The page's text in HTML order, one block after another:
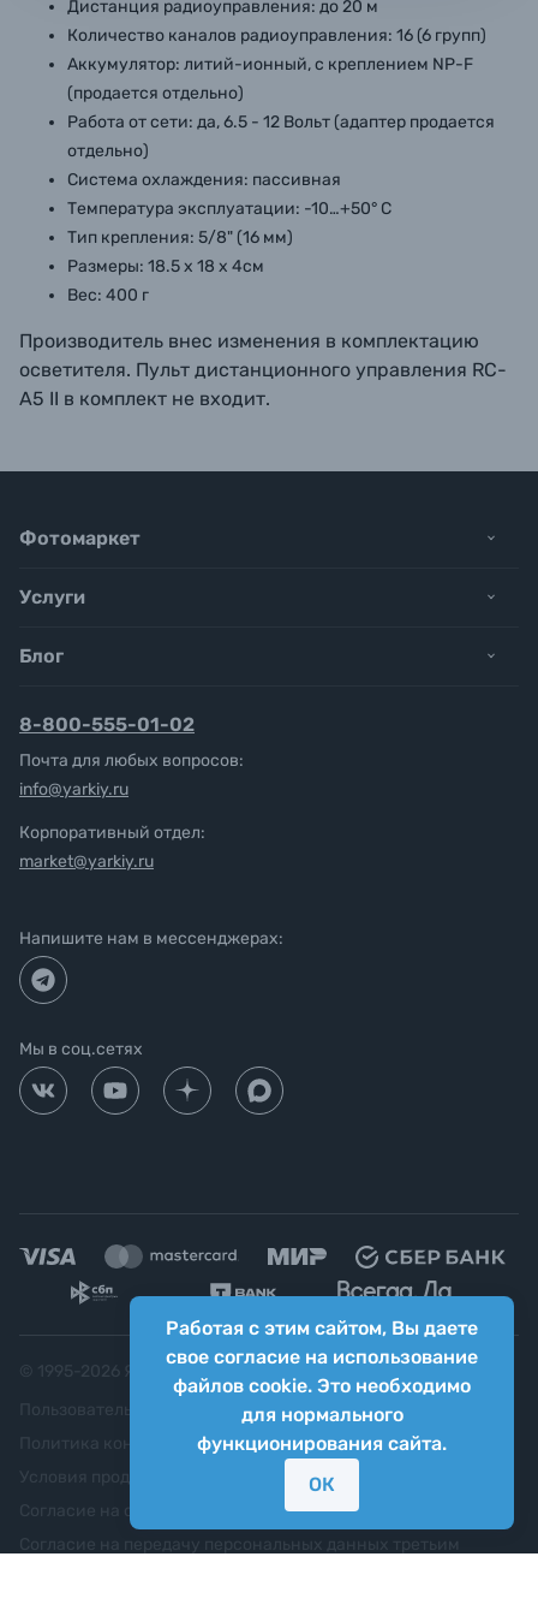
Дистанция радиоуправления: до 20 м
Количество каналов радиоуправления: 16 (6 групп)
Аккумулятор: литий-ионный, с креплением NP-F
(продается отдельно)
Работа от сети: да, 6.5 - 12 Вольт (адаптер продается
отдельно)
Система охлаждения: пассивная
Температура эксплуатации: -10…+50° С
Тип крепления: 5/8" (16 мм)
Размеры: 18.5 х 18 х 4см
Вес: 400 г
Производитель внес изменения в комплектацию
осветителя. Пульт дистанционного управления RC-
A5 II в комплект не входит.
Работая с этим сайтом, Вы даете
свое согласие на использование
файлов cookie. Это необходимо
для нормального
функционирования сайта.
ОК
Фотомаркет
Услуги
Блог
8-800-555-01-02
Почта для любых вопросов:
info@yarkiy.ru
Корпоративный отдел:
market@yarkiy.ru
Напишите нам в мессенджерах:
Мы в соц.сетях
Яркий фотомаркет ("Яркий Мир")
Пользовательское соглашение
Политика конфиденциальности
Согласие на обработку персональных данных
Согласие на передачу персональных данных третьим